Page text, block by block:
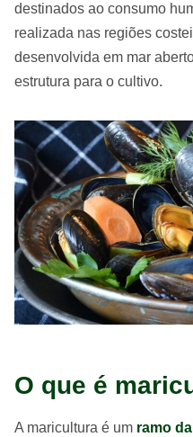
destinados ao consumo
realizada nas regiões
desenvolvida em mar
estrutura para o cultivo.
O que é
A maricultura é um ramo